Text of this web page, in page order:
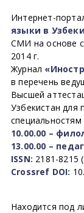
Интернет-
языки в
СМИ на основе
2014 г.
Журнал
в перечень
Высшей
Узбекистан для
специальностям
10.00.00 –
13.00.00 –
ISSN: 2181-8215
Crossref DOI:
Находится под